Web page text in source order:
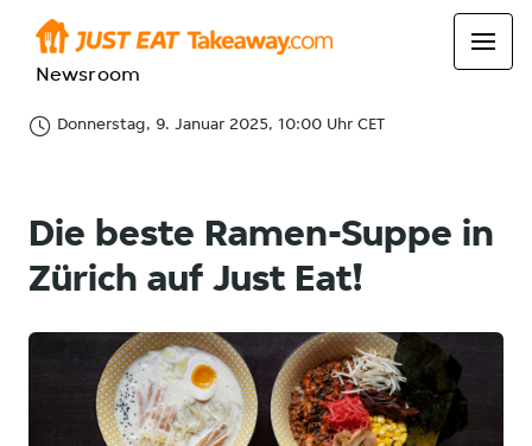
Newsroom
Donnerstag, 9. Januar 2025, 10:00 Uhr CET
Die beste Ramen-Suppe in
Zürich auf Just Eat!